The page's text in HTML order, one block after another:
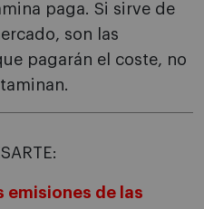
paga. Si sirve de
son las
pagarán el coste, no
emisiones de las